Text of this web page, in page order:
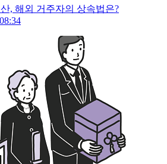
, 해외 거주자의 상속법은?